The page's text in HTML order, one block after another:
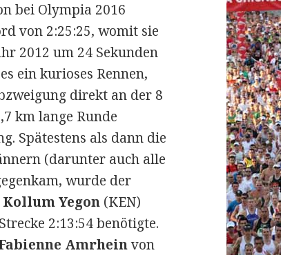
bei Olympia 2016
von 2:25:25, womit sie
2012 um 24 Sekunden
ein kurioses Rennen,
direkt an der 8
km lange Runde
Spätestens als dann die
(darunter auch alle
wurde der
Yegon (KEN)
2:13:54 benötigte.
Amrheinvon